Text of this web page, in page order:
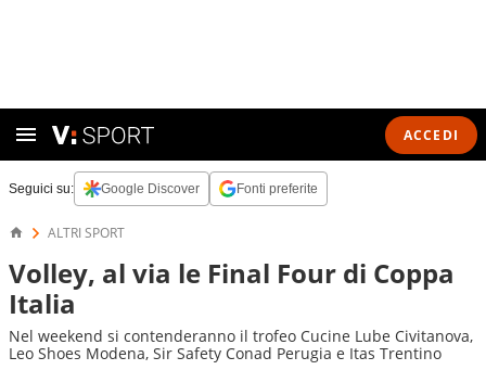
ACCEDI
Seguici su: Google Discover Fonti preferite
ALTRI SPORT
Volley, al via le Final Four di Coppa
Italia
Nel weekend si contenderanno il trofeo Cucine Lube Civitanova,
Leo Shoes Modena, Sir Safety Conad Perugia e Itas Trentino